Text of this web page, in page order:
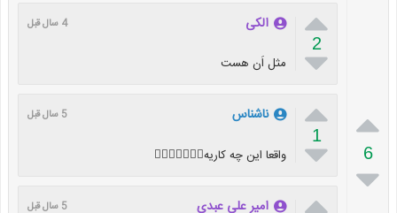

6


2

الکی 4 سال قبل
مثل اَن هست

1

ناشناس 5 سال قبل
واقعا این چه کاریه👎🏻👎🏻😑😠😡
 امیر علی عبدی 5 سال قبل